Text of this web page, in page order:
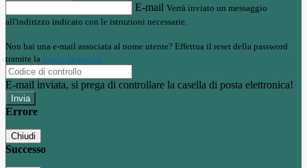
E-mail Verrà inviato un messaggio
all'indirizzo indicato con le istruzioni necessarie.
Non hai una e-mail associata al nome utente? Effettua il reset della password
tramite la Login Spaggiari
E-mail inviata, si prega di controllare la casella di posta elettronica!
Errore
Chiudi
Successo